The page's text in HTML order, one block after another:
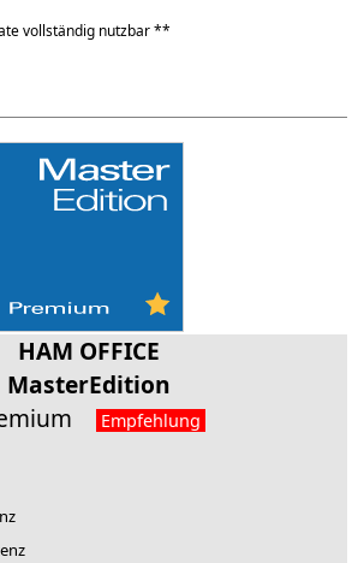
vollständig nutzbar **
HAM OFFICE
MasterEdition
Empfehlung